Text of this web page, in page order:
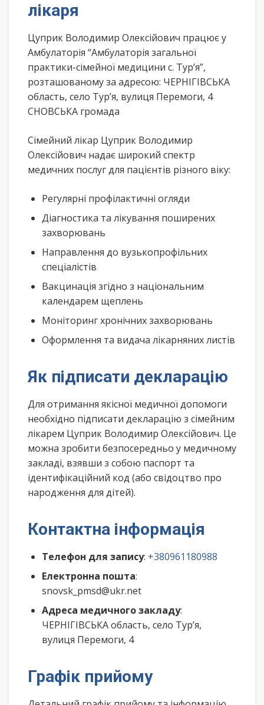
лікаря
Цуприк Володимир Олексійович працює у
Амбулаторія “Амбулаторія загальної
практики-сімейної медицини с. Тур’я”,
розташованому за адресою: ЧЕРНІГІВСЬКА
область, село Тур’я, вулиця Перемоги, 4
СНОВСЬКА громада
Сімейний лікар Цуприк Володимир
Олексійович надає широкий спектр
медичних послуг для пацієнтів різного віку:
Регулярні профілактичні огляди
Діагностика та лікування поширених
захворювань
Направлення до вузькопрофільних
спеціалістів
Вакцинація згідно з національним
календарем щеплень
Моніторинг хронічних захворювань
Оформлення та видача лікарняних листів
Як підписати декларацію
Для отримання якісної медичної допомоги
необхідно підписати декларацію з сімейним
лікарем Цуприк Володимир Олексійович. Це
можна зробити безпосередньо у медичному
закладі, взявши з собою паспорт та
ідентифікаційний код (або свідоцтво про
народження для дітей).
Контактна інформація
Телефон для запису: +380961180988
Електронна пошта:
snovsk_pmsd@ukr.net
Адреса медичного закладу:
ЧЕРНІГІВСЬКА область, село Тур’я,
вулиця Перемоги, 4
Графік прийому